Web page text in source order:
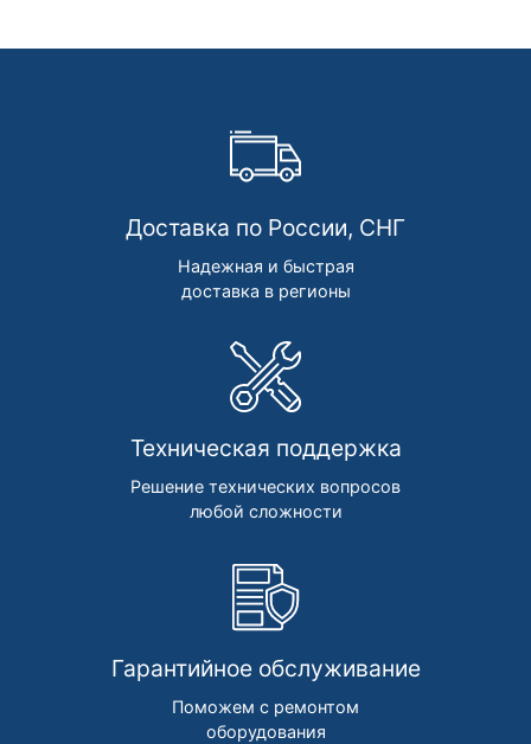
Доставка по России, СНГ
Надежная и быстрая
доставка в регионы
Техническая поддержка
Решение технических вопросов
любой сложности
Гарантийное обслуживание
Поможем с ремонтом
оборудования